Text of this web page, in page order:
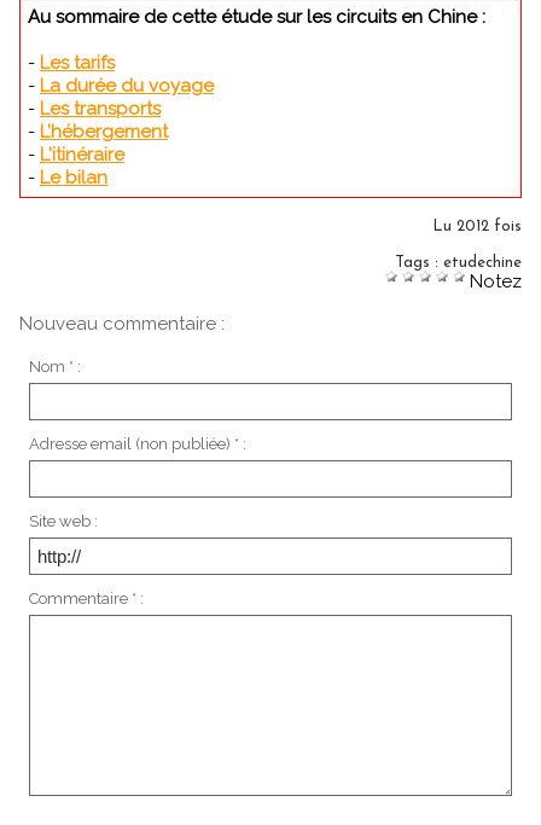
Au sommaire de cette étude sur les circuits en Chine :
- Les tarifs
- La durée du voyage
- Les transports
- L’hébergement
- L'itinéraire
- Le bilan
Lu 2012 fois
Tags : etudechine
Notez
Nouveau commentaire :
Nom * :
Adresse email (non publiée) * :
Site web :
Commentaire * :